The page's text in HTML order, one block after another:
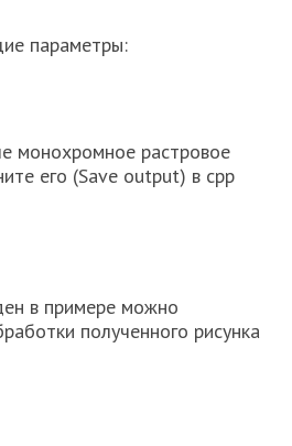
параметры:
монохромное растровое
его (Save output) в cpp
в примере можно
полученного рисунка